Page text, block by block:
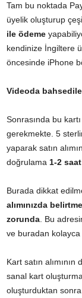
Tam bu noktada
üyelik oluşturup
ile ödeme
kendinize İngiltere
öncesinde iPhone
Videoda
Sonrasında bu
gerekmekte. 5
yaparak satın
doğrulama 1-2
Burada dikkat
alımınızda
zorunda. Bu
ve buradan
Kart satın
sanal kart
oluşturduktan sonra